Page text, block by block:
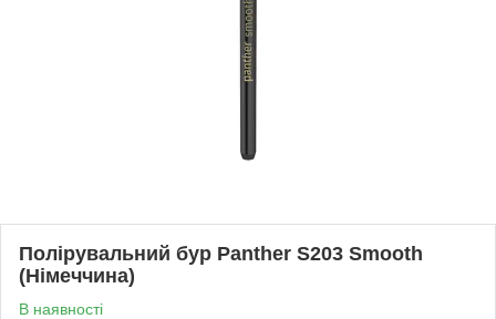
Полірувальний бур Panther S203 Smooth
(Німеччина)
В наявності